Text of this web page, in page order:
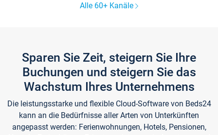
Alle 60+ Kanäle
Sparen Sie Zeit, steigern Sie Ihre
Buchungen und steigern Sie das
Wachstum Ihres Unternehmens
Die leistungsstarke und flexible Cloud-Software von Beds24
kann an die Bedürfnisse aller Arten von Unterkünften
angepasst werden: Ferienwohnungen, Hotels, Pensionen,